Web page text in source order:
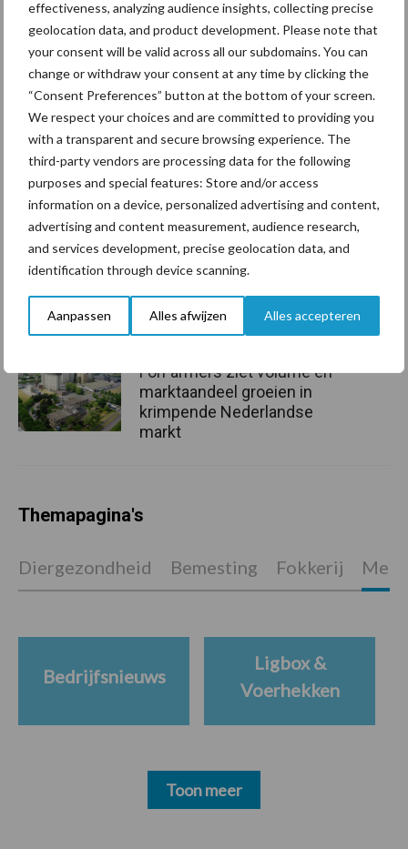
effectiveness, analyzing audience insights, collecting precise
geolocation data, and product development. Please note that
your consent will be valid across all our subdomains. You can
change or withdraw your consent at any time by clicking the
“Consent Preferences” button at the bottom of your screen.
We respect your choices and are committed to providing you
with a transparent and secure browsing experience. The
third-party vendors are processing data for the following
purposes and special features: Store and/or access
information on a device, personalized advertising and content,
advertising and content measurement, audience research,
and services development, precise geolocation data, and
identification through device scanning.
Aanpassen Alles afwijzen Alles accepteren
Tekst:Groen Kennisnet
Beeld: Martin de Vries
Aanbevolen voor jou!
Grondstoffenmarkt blijft
grillig: droogte en
geopolitiek houden handel
in de greep
De speenhuid: een vaak
onderschatte risicofactor
voor mastitis
ForFarmers ziet volume en
marktaandeel groeien in
krimpende Nederlandse
markt
Themapagina's
Diergezondheid Bemesting Fokkerij
Bedrijfsnieuws
Ligbox &
Voerhekken
Toon meer